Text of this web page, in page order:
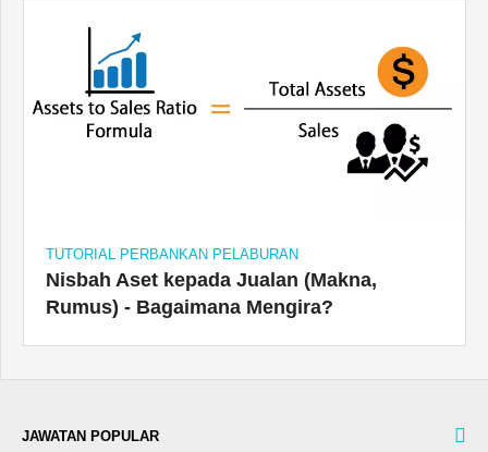
TUTORIAL PERBANKAN PELABURAN
Nisbah Aset kepada Jualan (Makna,
Rumus) - Bagaimana Mengira?
JAWATAN POPULAR